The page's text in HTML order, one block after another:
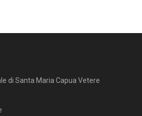
di Santa Maria Capua Vetere